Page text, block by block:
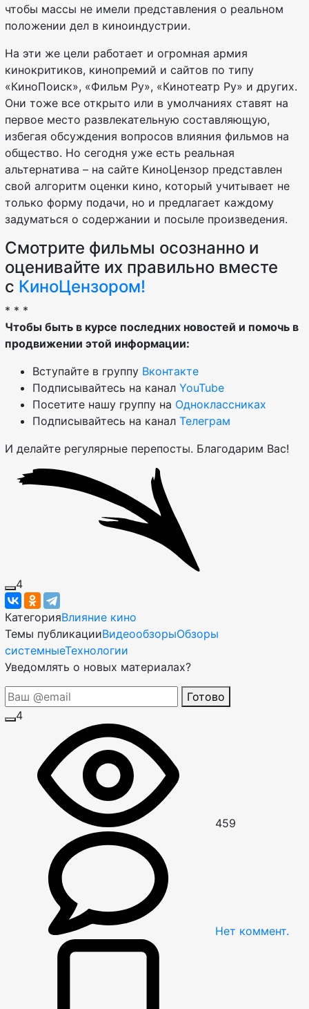
чтобы массы не имели представления о реальном
положении дел в киноиндустрии.
На эти же цели работает и огромная армия
кинокритиков, кинопремий и сайтов по типу
«КиноПоиск», «Фильм Ру», «Кинотеатр Ру» и других.
Они тоже все открыто или в умолчаниях ставят на
первое место развлекательную составляющую,
избегая обсуждения вопросов влияния фильмов на
общество. Но сегодня уже есть реальная
альтернатива – на сайте КиноЦензор представлен
свой алгоритм оценки кино, который учитывает не
только форму подачи, но и предлагает каждому
задуматься о содержании и посыле произведения.
Смотрите фильмы осознанно и
оценивайте их правильно вместе
с КиноЦензором!
* * *
Чтобы быть в курсе последних новостей и помочь в
продвижении этой информации:
Вступайте в группу Вконтакте
Подписывайтесь на канал YouTube
Посетите нашу группу на Одноклассниках
Подписывайтесь на канал Телеграм
И делайте регулярные перепосты. Благодарим Вас!
4
КатегорияВлияние кино
Темы публикацииВидеообзорыОбзоры
системныеТехнологии
Уведомлять о новых материалах?
Готово
4
459
Нет коммент.